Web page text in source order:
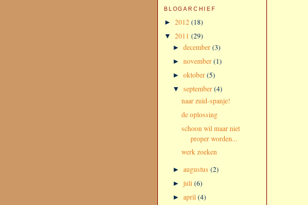
BLOGARCHIEF
► 2012 (18)
▼ 2011 (29)
►december(3)
►november(1)
►oktober(5)
▼september(4)
naar zuid-spanje!
de oplossing
schoon wil maar niet
proper worden...
werk zoeken
►augustus(2)
►juli(6)
►april(4)